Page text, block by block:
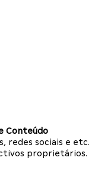
Conteúdo
redes sociais e etc.
proprietários.